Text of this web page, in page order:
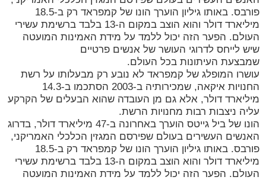
פורבס. באותו גיליון הוערך הונו של קמפראד רק ב-18.5
מיליארד דולר והוא הוצב במקום ה-13 בלבד ברשימת עשירי
העולם. הפער הזה יכול ללמד על מידת האמינות המועטה
שיש לייחס לדרוגי העושר של אנשים פרטיים
שמבצעת העיתונות בכל העולם.
עושרו המופלג של קמפראד לא נובע רק מבעלותו על רשת
החנויות איקאה, שמכירותיה ב-2003 הסתכמו ב-14.3
מיליארד דולר, אלא גם מן העובדה שהוא הבעלים של הקרקע
עליה ניצבות רבות מחנויות הרשת.
הונו של ביל גייטס הוערך באחרונה ב-47 מיליארד דולר, בדרוג
האנשים העשירים בעולם שפירסם המגזין הכלכלי האמריקני,
פורבס. באותו גיליון הוערך הונו של קמפראד רק ב-18.5
מיליארד דולר והוא הוצב במקום ה-13 בלבד ברשימת עשירי
העולם. הפער הזה יכול ללמד על מידת האמינות המועטה